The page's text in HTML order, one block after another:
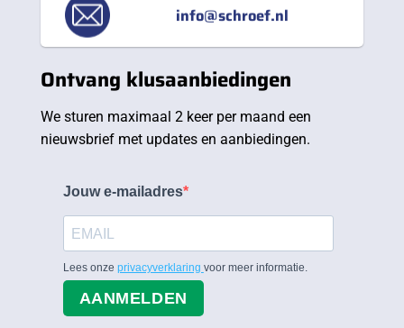
info@schroef.nl
Ontvang klusaanbiedingen
We sturen maximaal 2 keer per maand een
nieuwsbrief met updates en aanbiedingen.
Jouw e-mailadres
Lees onze privacyverklaring voor meer informatie.
AANMELDEN